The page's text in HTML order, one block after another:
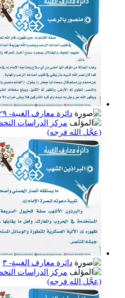
دائرة معارف الغيبة- ٢٩
مركز الدراسات
(عجَّل الله فرجه)
دائرة معارف الغيبة- ٣
مركز الدراسات
(عجَّل الله فرجه)